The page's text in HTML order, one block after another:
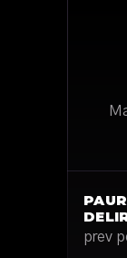
prev